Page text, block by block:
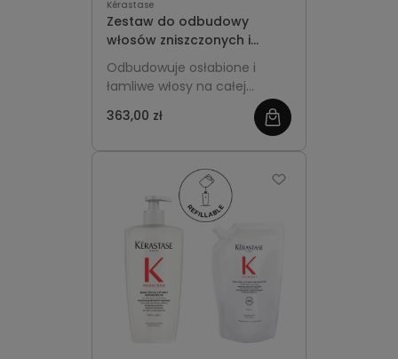
Kérastase
Zestaw do odbudowy
włosów zniszczonych i
łamliwych - Kérastase
Résistance Force Architecte
Odbudowuje osłabione i
łamliwe włosy na całej
strukturę i chroni przed
bez przeciążania, regeneruje
zniszczone pasma i
zabezpiecza włosy przed
podczas stylizacji. Efekt to
mocniejsze, gładsze włosy,
mniejsza łamliwość i
łatwiejsze układanie na co
363,00 zł
zobacz
więcej